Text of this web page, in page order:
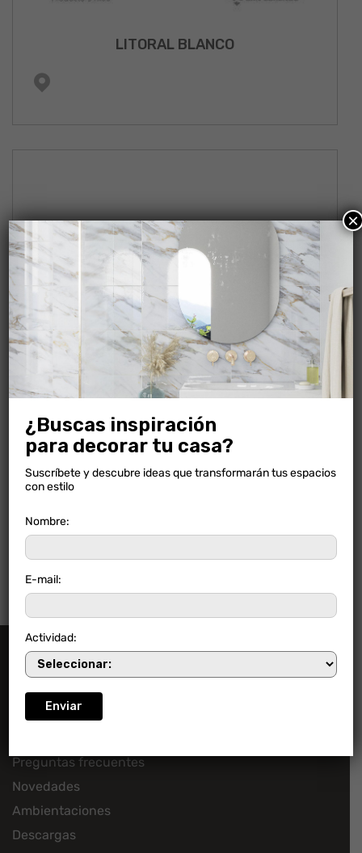
LITORAL BLANCO
Información
Preguntas frecuentes
Novedades
Ambientaciones
Descargas
¿Buscas inspiración
para decorar tu casa?
Suscríbete y descubre ideas que transformarán tus espacios
con estilo
Nombre:
E-mail:
Actividad:
×